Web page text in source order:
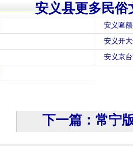
安义县更多民俗
安义匾
安义开
安义京
下一篇：常宁